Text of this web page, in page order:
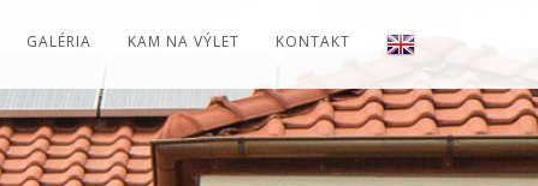
GALÉRIA KAM NA VÝLET KONTAKT